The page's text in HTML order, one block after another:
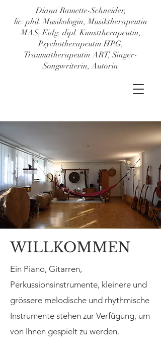
Diana Ramette-Schneider,
lic. phil. Musikologin, Musiktherapeutin
MAS, Eidg. dipl. Kunsttherapeutin,
Psychotherapeutin HPG,
Traumatherapeutin ART, Singer-
Songwriterin, Autorin
WILLKOMMEN
Ein Piano, Gitarren,
Perkussionsinstrumente, kleinere und
grössere melodische und rhythmische
Instrumente stehen zur Verfügung, um
von Ihnen gespielt zu werden.